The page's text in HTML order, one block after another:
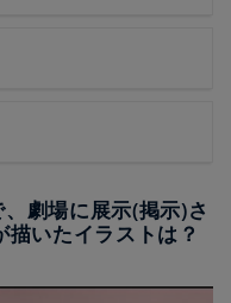
劇場に展示(掲示)さ
いたイラストは？